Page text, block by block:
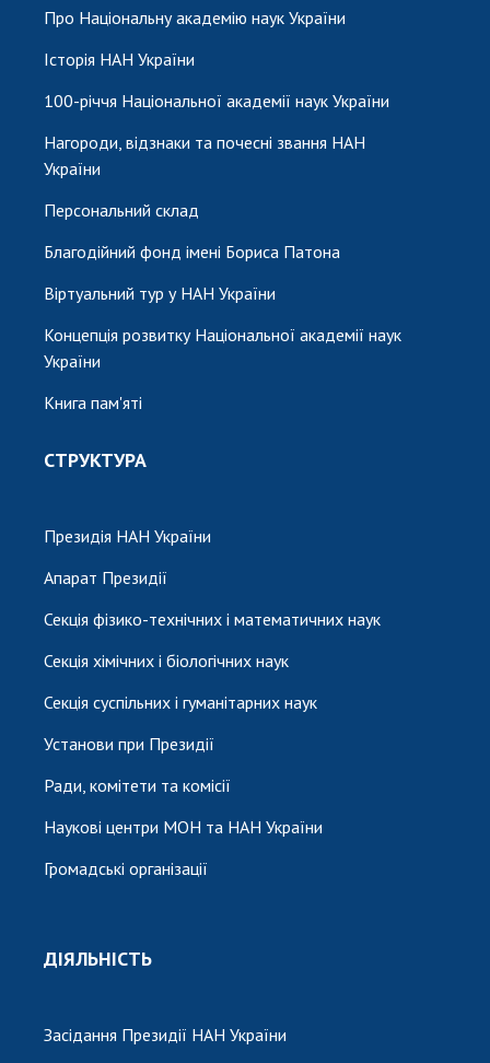
ЗАСІДАННЯ ПРЕЗИДІЇ НАН УКРАЇНИ
НАУКОВІ ВИДАННЯ
МЕДІА ПРО НАС
АКАДЕМІЯ КОМЕНТУЄ
КАБІНЕТ
Про Національну академію наук України
Історія НАН України
100-річчя Національної академії наук України
Нагороди, відзнаки та почесні звання НАН
України
Персональний склад
Благодійний фонд імені Бориса Патона
Віртуальний тур у НАН України
Концепція розвитку Національної академії наук
України
Книга пам'яті
СТРУКТУРА
Президія НАН України
Апарат Президії
Секція фізико-технічних і математичних наук
Секція хімічних і біологічних наук
Секція суспільних і гуманітарних наук
Установи при Президії
Ради, комітети та комісії
Наукові центри МОН та НАН України
Громадські організації
ДІЯЛЬНІСТЬ
Засідання Президії НАН України